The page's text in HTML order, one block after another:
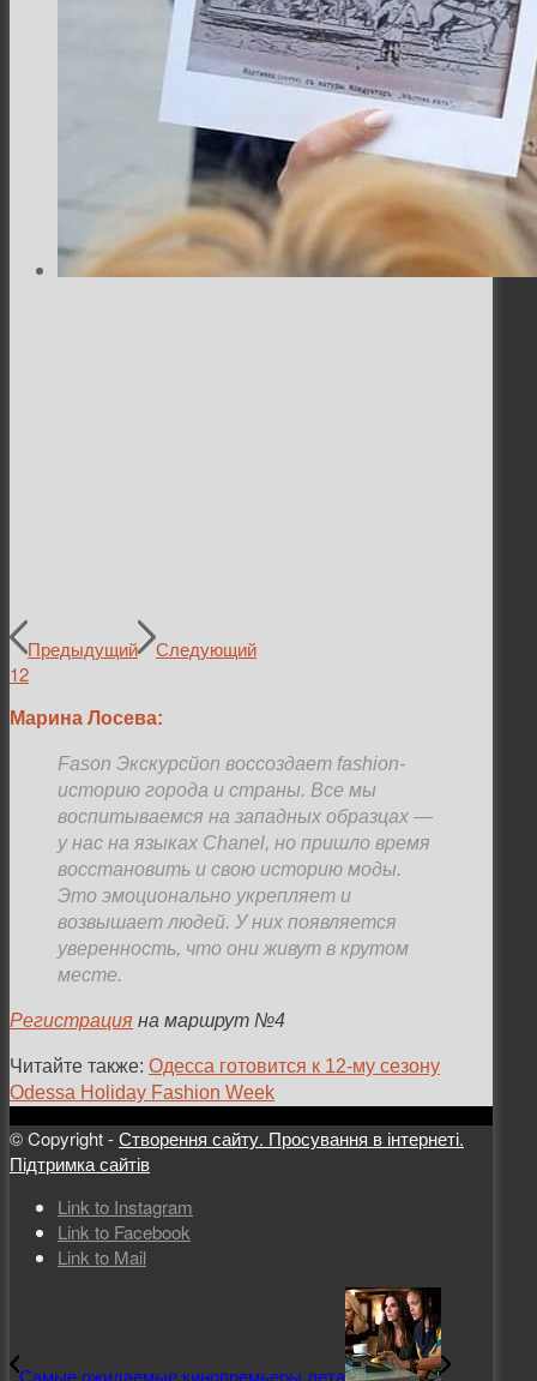
Предыдущий
Следующий
12
Марина Лосева:
Fason Экскурсйоn воссоздает fashion-
историю города и страны. Все мы
воспитываемся на западных образцах —
у нас на языках Chanel, но пришло время
восстановить и свою историю моды.
Это эмоционально укрепляет и
возвышает людей. У них появляется
уверенность, что они живут в крутом
месте.
Регистрация на маршрут №4
Читайте также: Одесса готовится к 12-му сезону
Odessa Holiday Fashion Week
© Copyright -Створення сайту. Просування в інтернеті.
Підтримка сайтів
Link to Instagram
Link to Facebook
Link to Mail
Самые ожидаемые кинопремьеры лета